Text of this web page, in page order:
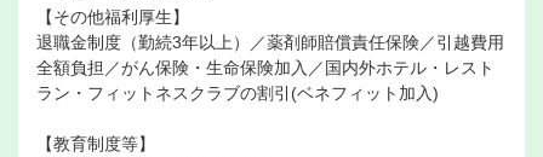
【その他福利厚生】
退職金制度（勤続3年以上）／薬剤師賠償責任保険／引越費用
全額負担／がん保険・生命保険加入／国内外ホテル・レスト
ラン・フィットネスクラブの割引(ベネフィット加入)
【教育制度等】